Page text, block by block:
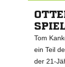
Tom
ein Teil
der 21-